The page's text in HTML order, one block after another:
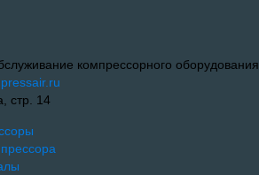
компрессорного оборудования
стр. 14